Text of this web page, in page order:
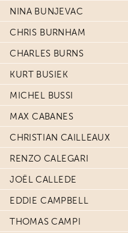
NINA BUNJEVAC
CHRIS BURNHAM
CHARLES BURNS
KURT BUSIEK
MICHEL BUSSI
MAX CABANES
CHRISTIAN CAILLEAUX
RENZO CALEGARI
JOËL CALLEDE
EDDIE CAMPBELL
THOMAS CAMPI